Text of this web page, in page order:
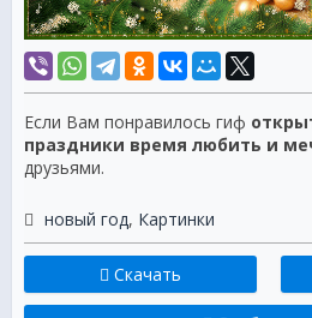
Если Вам понравилось гиф
праздники время любить и
друзьями.
новый год, Картинки
Скачать